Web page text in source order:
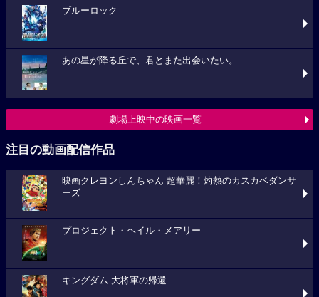
ブルーロック
あの星が降る丘で、君とまた出会いたい。
劇場上映中の映画一覧
注目の動画配信作品
映画クレヨンしんちゃん 超華麗！灼熱のカスカベダンサ
ーズ
プロジェクト・ヘイル・メアリー
キングダム 大将軍の帰還